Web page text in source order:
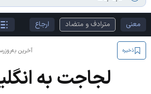
معنی مترادف و متضاد ارجاع
آخرین ذخیره
لجاجت به